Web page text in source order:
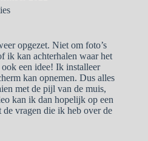
opgezet. Niet om foto’s
ik kan achterhalen waar het
een idee! Ik installeer
kan opnemen. Dus alles
met de pijl van de muis,
kan ik dan hopelijk op een
vragen die ik heb over de